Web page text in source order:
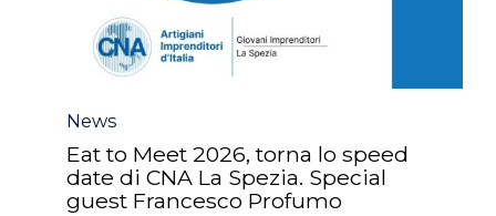
Category
News
Eat to Meet 2026, torna lo speed
date di CNA La Spezia. Special
guest Francesco Profumo